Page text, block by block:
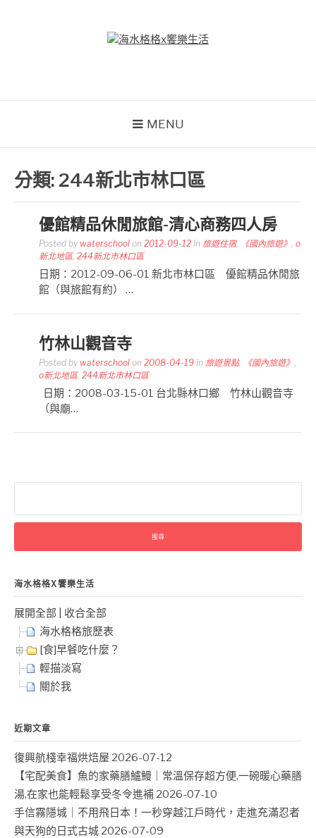
MENU
分類: 244新北市林口區
優館精品休閒旅館-清心商務四人房
Posted by waterschool on 2012-09-12 in 旅遊住宿, 《國內旅遊》 , o
新北地區, 244新北市林口區
日期：2012-09-06-01 新北市林口區 優館精品休閒旅
館（與旅館有約） …
竹林山觀音寺
Posted by waterschool on 2008-04-19 in 旅遊景點, 《國內旅遊》
o新北地區, 244新北市林口區
日期：2008-03-15-01 台北縣林口鄉 竹林山觀音寺
（與廟…
關
字:
海水格格X饗樂生活
展開全部
收合全部
海水格格旅歷表
[食]早餐吃什麼？
輕描淡寫
關於我
近期文章
復興航棧幸福烘焙屋 2026-07-12
【宅配美食】魚的家藥膳鱸鰻｜常溫保存超方便,一碗暖心藥膳
湯,在家也能輕鬆享受冬令進補 2026-07-10
手信霧隱城｜不用飛日本！一秒穿越江戶時代，走進充滿忍者
與天狗的日式古城 2026-07-09